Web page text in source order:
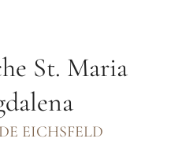
St. Maria
EICHSFELD